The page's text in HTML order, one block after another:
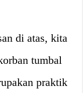
di atas, kita
tumbal
praktik